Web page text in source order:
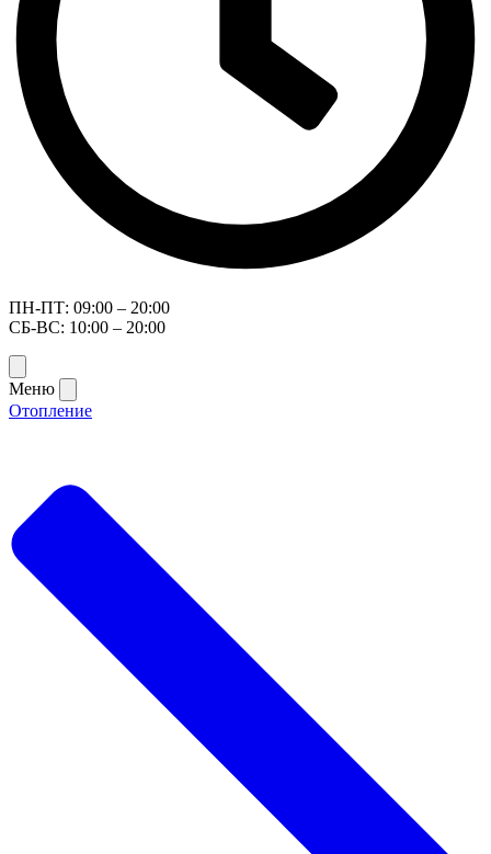
ПН-ПТ: 09:00 – 20:00
СБ-ВС: 10:00 – 20:00
Меню
Отопление